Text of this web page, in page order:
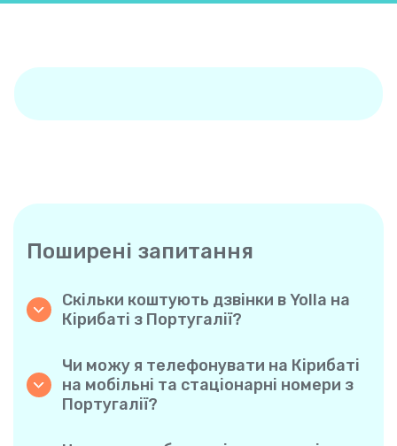
Поширені запитання
Скільки коштують дзвінки в Yolla на
Кірибаті з Португалії?
ознайомтеся з актуальними тарифами у
застосунку — жодних прихованих комісій,
жодних несподіванок.
Чи можу я телефонувати на Кірибаті
на мобільні та стаціонарні номери з
Португалії?
телефонувати як на мобільні, так і на